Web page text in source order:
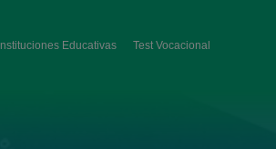
Instituciones Educativas Test Vocacional